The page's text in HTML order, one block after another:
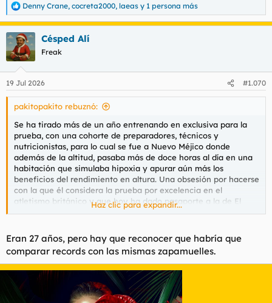
R
e
a
c
c
i
e
s
Denny Crane, cocreta2000, laeas y 1 persona más
Césped Alí
Freak
19 Jul 2026 #1.070
pakitopakito rebuznó:
Se ha tirado más de un año entrenando en exclusiva para la
prueba, con una cohorte de preparadores, técnicos y
nutricionistas, para lo cual se fue a Nuevo Méjico donde
además de la altitud, pasaba más de doce horas al día en una
habitación que simulaba hipoxia y apurar aún más los
beneficios del rendimiento en altura. Una obsesión por hacerse
con la que él considera la prueba por excelencia en el
atletismo británico y que hoy ha dado pasaporte a la de El
Guerrouj que databa de hace veintisiete años. Me refiero a la
escocés, Josh Kerr:
Para ver este contenido, necesitaremos su consentimiento
para configurar cookies de terceros.
Para obtener información más detallada, consulte nuestra
página de cookies.
Haz clic para expandir...
Eran 27 años, pero hay que reconocer que habría que
comparar records con las mismas zapamuelles.